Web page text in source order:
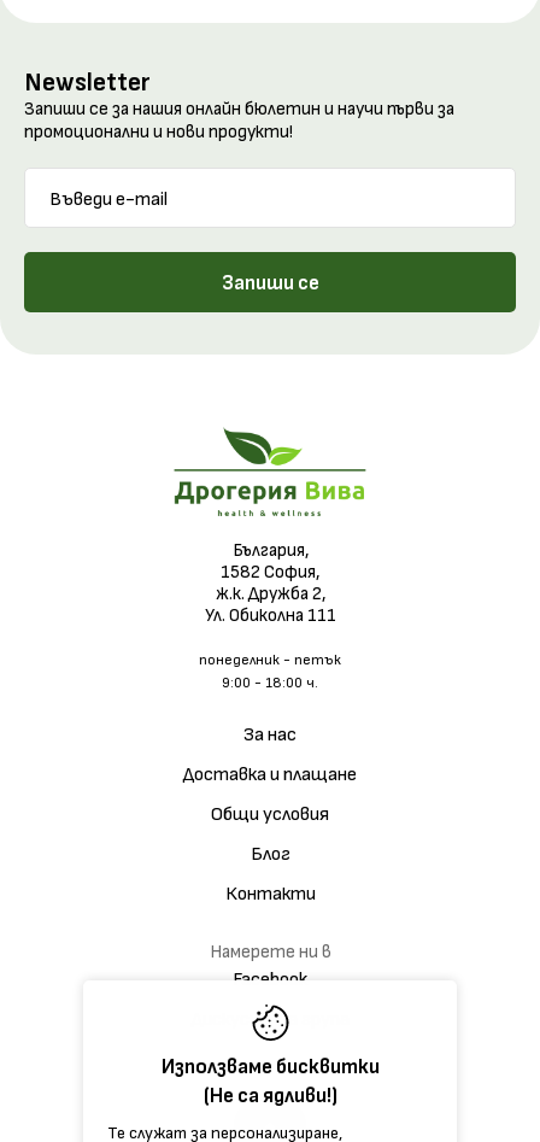
Използваме бисквитки
(Не са ядливи!)
Те служат за персонализиране,
Newsletter
Запиши се за нашия онлайн бюлетин и научи първи за
промоционални и нови продукти!
Запиши се
България,
1582 София,
ж.к. Дружба 2,
Ул. Обиколна 111
понеделник - петък
9:00 - 18:00 ч.
За нас
Доставка и плащане
Общи условия
Блог
Контакти
Намерете ни в
Facebook
Дискусионна група